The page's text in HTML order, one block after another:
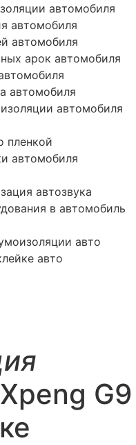
автомобиля
автомобиля
автомобиля
арок автомобиля
автомобиля
автомобиля
пленкой
автомобиля
автозвука
в автомобиль
авто
авто
G9